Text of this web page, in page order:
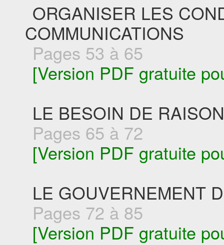
ORGANISER LES
COMMUNICATIONS
Pages 53 à 65
[Version PDF gratuite
LE BESOIN DE
Pages 65 à 72
[Version PDF gratuite
LE GOUVERNEMENT
Pages 72 à 85
[Version PDF gratuite